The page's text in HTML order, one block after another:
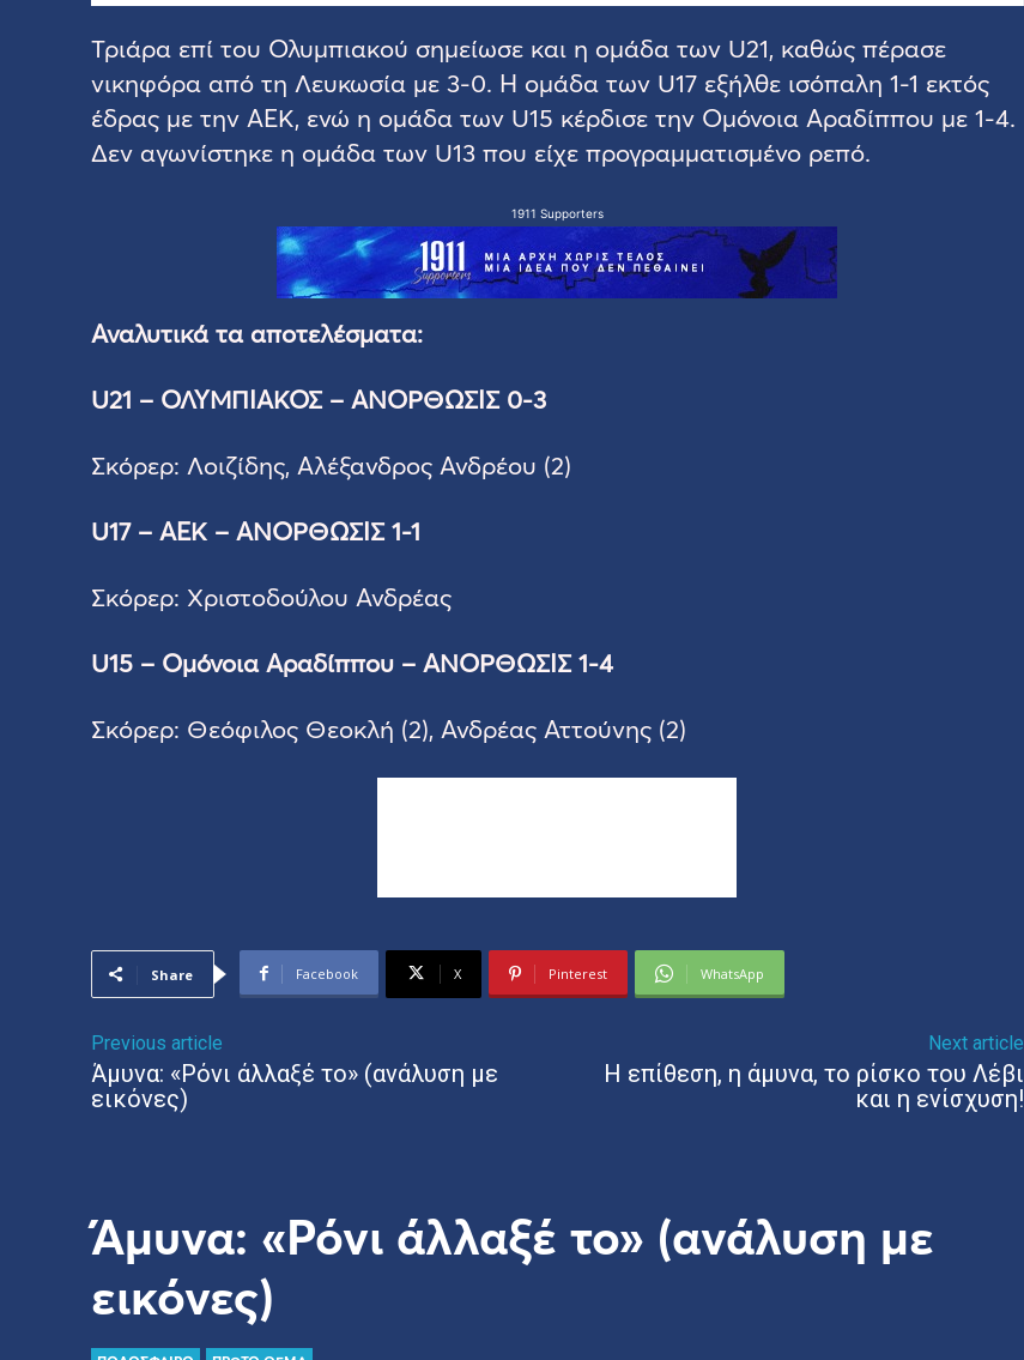
Τριάρα επί του Ολυμπιακού σημείωσε και η ομάδα των U21, καθώς πέρασε
νικηφόρα από τη Λευκωσία με 3-0. Η ομάδα των U17 εξήλθε ισόπαλη 1-1 εκτός
έδρας με την ΑΕΚ, ενώ η ομάδα των U15 κέρδισε την Ομόνοια Αραδίππου με 1-4.
Δεν αγωνίστηκε η ομάδα των U13 που είχε προγραμματισμένο ρεπό.
1911 Supporters
Αναλυτικά τα αποτελέσματα:
U21 – ΟΛΥΜΠΙΑΚΟΣ – ΑΝΟΡΘΩΣΙΣ 0-3
Σκόρερ: Λοιζίδης, Αλέξανδρος Ανδρέου (2)
U17 – ΑΕΚ – ΑΝΟΡΘΩΣΙΣ 1-1
Σκόρερ: Χριστοδούλου Ανδρέας
U15 – Ομόνοια Αραδίππου – ΑΝΟΡΘΩΣΙΣ 1-4
Σκόρερ: Θεόφιλος Θεοκλή (2), Ανδρέας Αττούνης (2)
Share Facebook X Pinterest WhatsApp
Previous article
Άμυνα: «Ρόνι άλλαξέ το» (ανάλυση με
εικόνες)
Next article
Η επίθεση, η άμυνα, το ρίσκο του Λέβι
και η ενίσχυση!